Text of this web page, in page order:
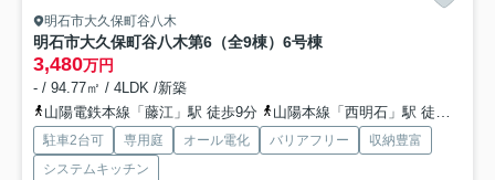
明石市大久保町谷八木
明石市大久保町谷八木第6（全9棟）6号棟
3,480万円
- / 94.77㎡ / 4LDK /新築
山陽電鉄本線「藤江」駅 徒歩9分
山陽本線「西明石」駅 徒歩24分
駐車2台可 専用庭 オール電化 バリアフリー
収納豊富
システムキッチン